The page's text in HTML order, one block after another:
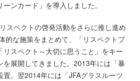
ンカード」を導入しました。
スペクトの啓発活動をさらに推し進め
的な施策をまとめて、「リスペクトプ
リスペクト～大切に思うこと」をキー
を展開してきました。2013年には「暴
置。翌2014年には「JFAグラスルーツ